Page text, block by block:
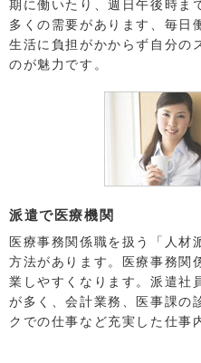
期に働いたり、週日午後時ま
多くの需要があります、毎日
生活に負担がかからず自分の
のが魅力です。
派遣で医療機関
医療事務関係職を扱う「人材
方法があります。医療事務関
業しやすくなります。派遣社
が多く、会計業務、医事課の
クでの仕事など充実した仕事